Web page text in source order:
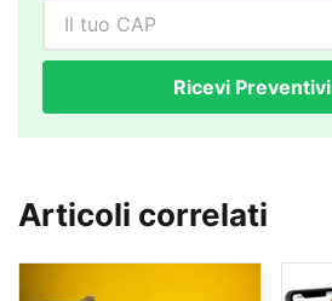
Il tuo CAP
Ricevi Preventivi
Articoli correlati